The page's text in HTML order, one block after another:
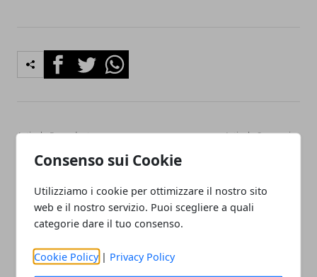
Consenso sui Cookie
Utilizziamo i cookie per ottimizzare il nostro sito
web e il nostro servizio. Puoi scegliere a quali
categorie dare il tuo consenso.
Cookie Policy | Privacy Policy
FacebookTwitterWhatsapp
Articolo Precedente
Le 8 città italiane da
visitare almeno una volta
Articolo Successivo
L'Importanza del Supporto:
Quando e Dove Può Fare la